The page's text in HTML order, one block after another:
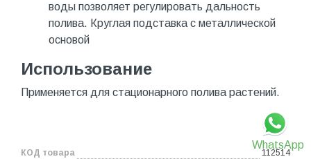
WhatsApp
воды позволяет регулировать дальность
полива. Круглая подставка с металлической
основой
Использование
Применяется для стационарного полива растений.
КОД товара
112514